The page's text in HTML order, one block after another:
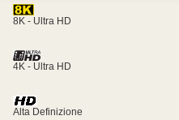
8K - Ultra HD
4K - Ultra HD
Alta Definizione